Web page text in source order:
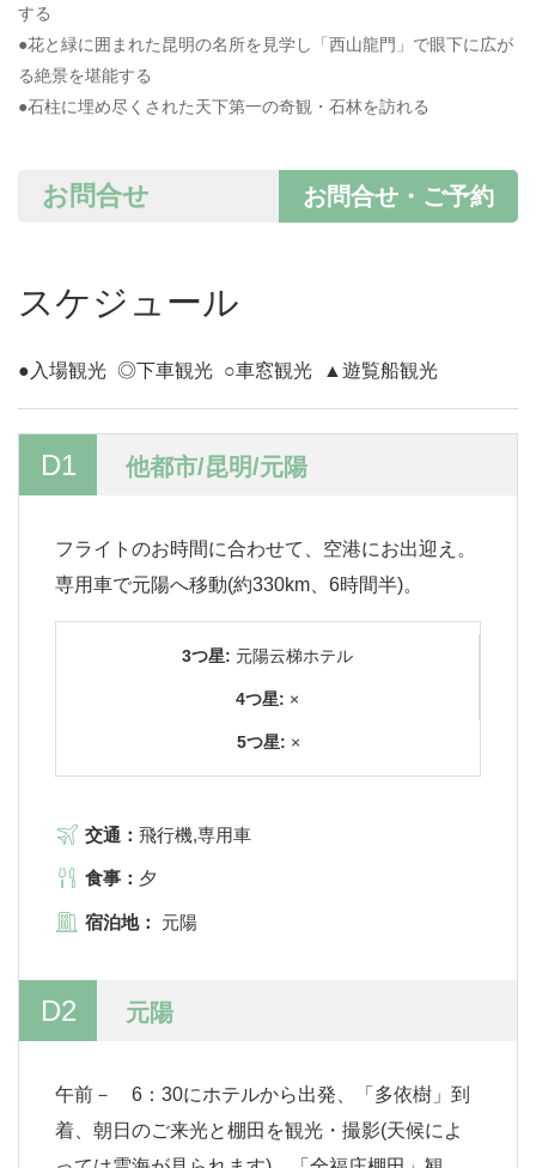
する
●花と緑に囲まれた昆明の名所を見学し「西山龍門」で眼下に広が
る絶景を堪能する
●石柱に埋め尽くされた天下第一の奇観・石林を訪れる
お問合せ・ご予約
お問合せ
スケジュール
●入場観光 ◎下車観光 ○車窓観光 ▲遊覧船観光
D1 他都市/昆明/元陽
フライトのお時間に合わせて、空港にお出迎え。
専用車で元陽へ移動(約330km、6時間半)。
3つ星: 元陽云梯ホテル
4つ星: ×
5つ星: ×
交通： 飛行機,専用車
食事： 夕
宿泊地： 元陽
D2 元陽
午前－ 6：30にホテルから出発、「多依樹」到
着、朝日のご来光と棚田を観光・撮影(天候によ